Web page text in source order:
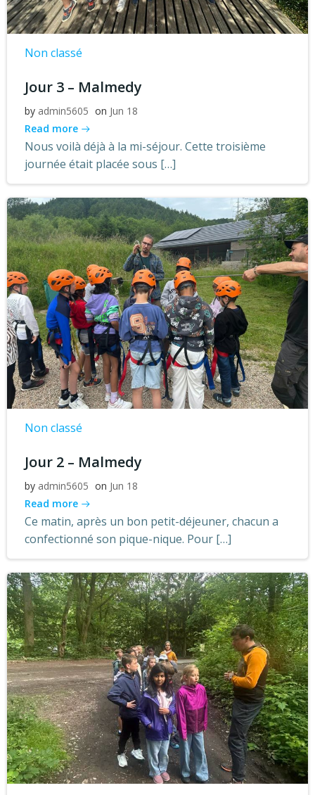
Non classé
Jour 3 – Malmedy
by admin5605 on Jun 18
Read more
Nous voilà déjà à la mi-séjour. Cette troisième
journée était placée sous […]
Non classé
Jour 2 – Malmedy
by admin5605 on Jun 18
Read more
Ce matin, après un bon petit-déjeuner, chacun a
confectionné son pique-nique. Pour […]